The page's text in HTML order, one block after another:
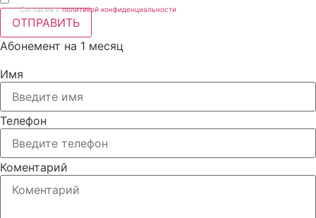
Согласен с политикой конфиденциальности
ОТПРАВИТЬ
Абонемент на 1 месяц
Имя
Телефон
Коментарий